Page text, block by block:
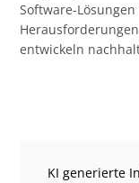
Software-
entwickeln
KI generierte